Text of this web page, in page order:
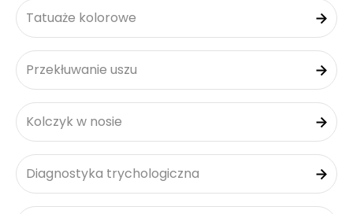
Tatuaże kolorowe
Przekłuwanie uszu
Kolczyk w nosie
Diagnostyka trychologiczna